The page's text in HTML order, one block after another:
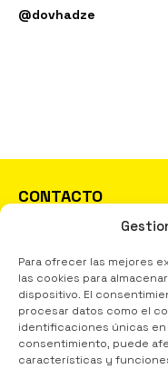
Para ofrecer las mejores
las cookies para
dispositivo. El
procesar datos como el
identificaciones únicas
consentimiento, puede
características y
@dovhadze
CONTACTO
YOUTUBE
TEJA
RED DE ESPACIOS
SITUACIONES DE
POLÍTICA DE PRIVACIDAD
POLÍTICA DE COOKIES